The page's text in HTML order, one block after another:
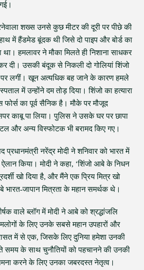
शख्स उनसे कुछ मीटर की दूरी पर पीछे की
में हैंडमेड बूंदक थी जिसे दो पाइप और बोर्ड का
था। हमलावर ने मौका मिलते ही निशाना साधकर
दी। उसकी बंदूक से निकली दो गोलियां शिंजो
पर लगीं। खून अत्यधिक बह जाने के कारण हमले
में उन्होंने दम तोड़ दिया। शिंजो का हत्यारा
का पूर्व सैनिक है। मौके पर मौजूद
काबू पा लिया। पुलिस ने उसके घर पर छापा
और अन्य विस्फोटक भी बरामद किए गए।
प्रधानमंत्री नरेंद्र मोदी ने शनिवार को भारत में
ऐलान किया। मोदी ने कहा, ‘शिंजो आबे के निधन
खो दिया है, और मैंने एक प्रिय मित्र खो
भारत-जापान मित्रता के महान समर्थक थे।
वाले ब्लॉग में मोदी ने आबे को श्रद्धांजलि
के लिए उनके सबसे महान उपहारों और
में से एक, जिसके लिए दुनिया हमेशा उनकी
समय के साथ चुनौतियों को पहचानने की उनकी
करने के लिए उनका जबरदस्त नेतृत्व।